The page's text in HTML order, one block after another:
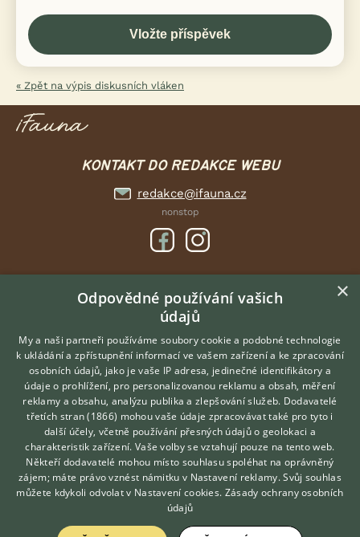
« Zpět na výpis diskusních vláken
KONTAKT DO REDAKCE WEBU
redakce@ifauna.cz
nonstop
DOMOVSKÁ STRÁNKA
INZERCE
DISKUSE
ČLÁNKY
O nás
Kontakt
Možnosti zvýraznění inzerátů
Podmínky užití
Zpracování osobních údajů
Přihlášení
Hledáte zvířecího kamaráda?
Zdarma vám poradí
VETERINÁŘ ONLINE
KONZULTOVAT S
VETERINÁŘEM
×
Odpovědné používání vašich
údajů
My a naši partneři používáme soubory cookie a podobné technologie
k ukládání a zpřístupnění informací ve vašem zařízení a ke zpracování
osobních údajů, jako je vaše IP adresa, jedinečné identifikátory a
údaje o prohlížení, pro personalizovanou reklamu a obsah, měření
reklamy a obsahu, analýzu publika a zlepšování služeb. Dodavatelé
třetích stran (1866) mohou vaše údaje zpracovávat také pro tyto i
další účely, včetně používání přesných údajů o geolokaci a
charakteristik zařízení. Vaše volby se vztahují pouze na tento web.
Někteří dodavatelé mohou místo souhlasu spoléhat na oprávněný
zájem; máte právo vznést námitku v Nastavení reklamy. Svůj souhlas
můžete kdykoli odvolat v Nastavení cookies. Zásady ochrany osobních
údajů